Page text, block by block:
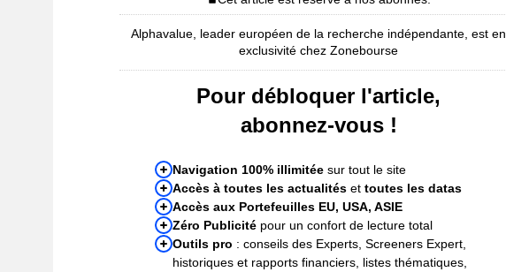
Alphavalue, leader européen de la recherche indépendante, est en
exclusivité chez Zonebourse
Pour débloquer l'article,
abonnez-vous !
Navigation 100% illimitée sur tout le site
Accès à toutes les actualités ettoutes les datas
Accès aux Portefeuilles EU, USA, ASIE
Zéro Publicité pour un confort de lecture total
Outils pro : conseils des Experts, Screeners Expert,
historiques et rapports financiers, listes thématiques,